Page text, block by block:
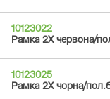
10123022
Рамка 2Х червона/
10123025
Рамка 2Х чорна/